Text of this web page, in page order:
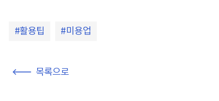
활용팁 미용업
목록으로